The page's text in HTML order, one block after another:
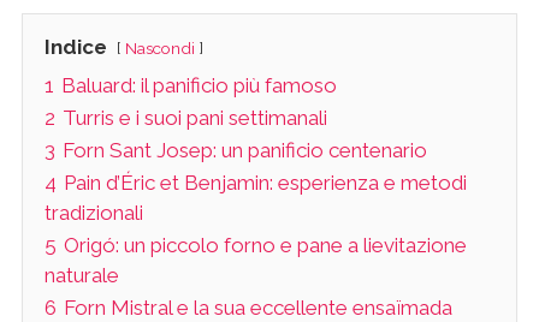
Indice Nascondi
1 Baluard: il panificio più famoso
2 Turris e i suoi pani settimanali
3 Forn Sant Josep: un panificio centenario
4 Pain d’Éric et Benjamin: esperienza e metodi
tradizionali
5 Origó: un piccolo forno e pane a lievitazione
naturale
6 Forn Mistral e la sua eccellente ensaïmada